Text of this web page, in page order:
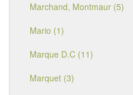
Marchand, Montmaur (5)
Mario (1)
Marque D.C (11)
Marquet (3)